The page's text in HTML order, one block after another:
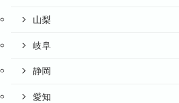
山梨
岐阜
静岡
愛知